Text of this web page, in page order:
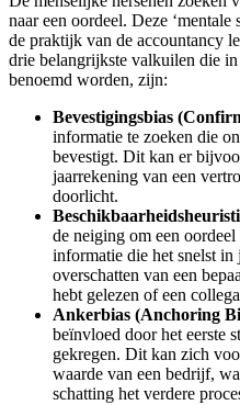
naar een oordeel. Deze
de praktijk van de accountancy
drie belangrijkste valkuilen die
benoemd worden, zijn:
Bevestigingsbias
informatie te zoeken die
bevestigt. Dit kan er
jaarrekening van een
doorlicht.
de neiging om een
informatie die het snelst
overschatten van een
hebt gelezen of een
Ankerbias (Anchoring
beïnvloed door het eerste
gekregen. Dit kan zich
waarde van een bedrijf,
schatting het verdere